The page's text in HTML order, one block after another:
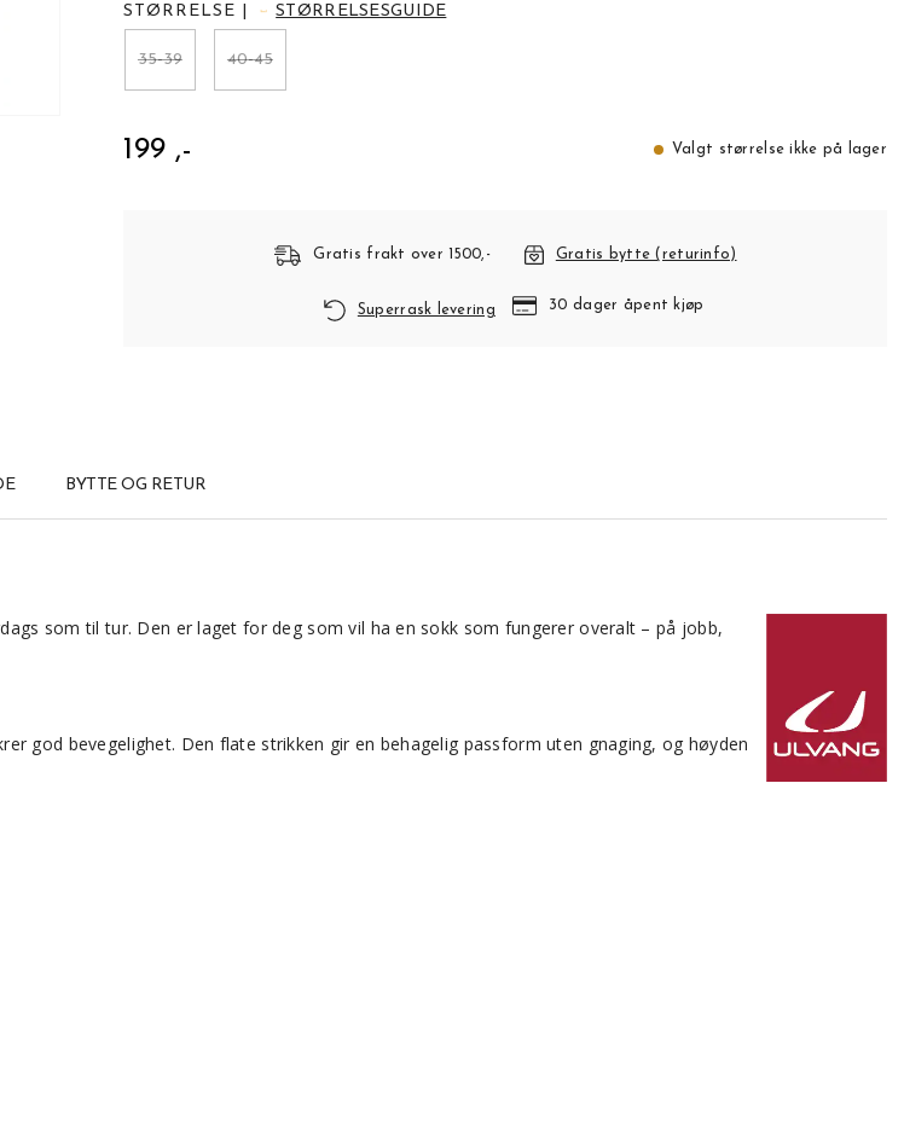
STØRRELSE STØRRELSESGUIDE
35-39 40-45
199 ,- Valgt størrelse ikke på lager
Gratis frakt over 1500,- Gratis bytte (returinfo)
Superrask levering 30 dager åpent kjøp
BYTTE OG RETUR
som til tur. Den er laget for deg som vil ha en sokk som fungerer overalt – på jobb,
god bevegelighet. Den flate strikken gir en behagelig passform uten gnaging, og høyden